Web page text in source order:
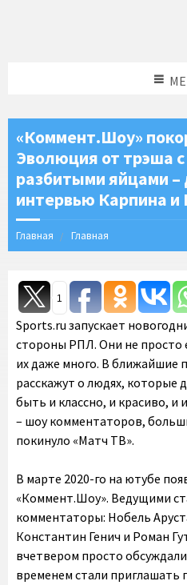
«Коммент.Шоу»
Эволюция от трэша
разбитыми яйцами
интервью Карпина и
Главная Главная
1
Sports.ru запускает
стороны РПЛ. Они не просто
их даже много. В ближайшие
расскажут о людях, которые
быть и классно, и красиво, и
– шоу комментаторов,
покинуло «Матч ТВ».
В марте 2020-го на ютубе
«Коммент.Шоу». Ведущими
комментаторы: Нобель
Константин Генич и Роман
вчетвером просто
временем стали приглашать